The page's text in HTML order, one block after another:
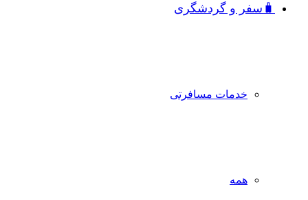
🧳سفر و گردشگری
خدمات مسافرتی
همه